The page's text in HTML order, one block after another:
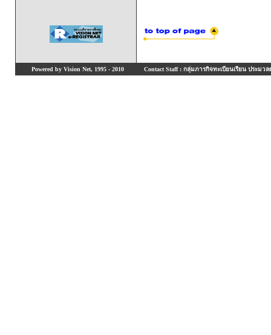
Powered by Vision Net, 1995 - 2010 Contact Staff : กลุ่มภารกิจทะเบียนเรียน ประมวล